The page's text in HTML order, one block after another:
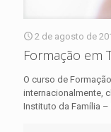
2 de agosto de
Formação em
O curso de
internacionalmente,
Instituto da Família –